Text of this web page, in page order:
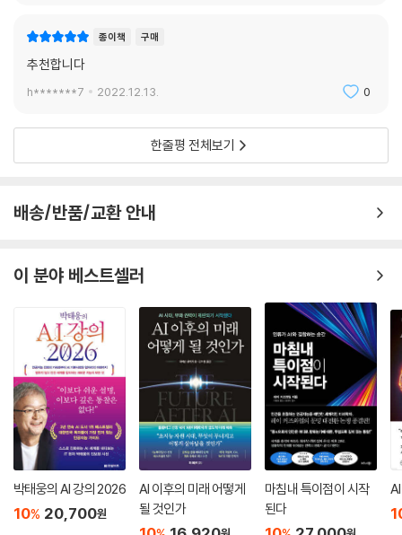
높아졌다. 이를 계기로 주 5일 근무제를 선택하는 기업이 늘어 갔다. 노동
자가 아니라 자본가의 이해관계가 반영된 것이 근무 시간 단축이다. 사람
은 기계가 아니다 보니 육체적, 정신적 피로도가 쌓이면 오히려 노동 생산
주 5일 근무제가 시작된 것이다.
---「주 5일 근무제는 자본가의 선택이었다」중에서
빈집세가 도입되었다. 영국은 2년 이상 비어 있는 집에 지방세를 최대 5
이 런던에 집을 사 뒀기 때문이다. 이들은 런던에 생활하진 않고 집만 소유
한 채 비워 둔다. 세금이 아무리 중과되어도 신경도 안 쓰는 부자들이긴 하
지만, 정부 차원에서 빈집 정책을 만들어서 대응하는데 덕분에 빈집이 줄
어드는 효과는 생겼다. 스코틀랜드와 웨일스에선 1년 이상 비어 있는 집에
200% 부과금을 내게 한다. 빈집이 방치되는 건 자원 낭비다. 주택 부족 상
태에서 빈집 문제는 반드시 풀어야 할 숙제일 수밖에 없다. 캐나다 밴쿠버
도 중국과 홍콩 부자들이 주택을 구입하며 집값이 크게 올랐고, 그들이 산
집은 투자 목적이다 보니 빈집으로 둔 채 되팔려고 한다. 이렇게 빈집이 늘
다 보니 빈집세를 공시 가격의 1% 수준으로 부과하는 것으로 시작해 2021
사서 방치해서 주택 부족이 심화되는 것에 대한 대응 차원이다.
---「빈집세와 인구 소멸, 그리고 세컨드 하우스에 대한 욕망」중에서
성과가 나온다면 주 5일이 아닌 4일만 일해도 상관없을 것이다. 실제로 벨
기에, 프랑스, 영국, 독일, 스페인, 미국, 칠레, 일본, 아랍에미리트 등 세계
많은 나라가 이미 주 4일 근무제를 도입했거나 실험 중이다.(185쪽)
다. 주 4일제를 시행하면 경제가 망가지고 나라가 망한다고 주장하는 사람
도 있다. 한국의 연간 평균 노동 시간은 OECD 국가 중 최상위다. 2020년
이다. 하지만 시간당 노동 생산성은 OECD 38개국 중 27위다. 우리나라
계가 있다.(192쪽) 그러므로 주 4일 근무제는 하루 더 쉬자는 복지 차원이
* 세컨드 하우스: 5도 2촌, 4도 3촌에서 비즈니스 기회를 찾는 사람들
디지털 노마드, 워케이션, 주 4일 근무제가 확산되면 더불어 세컨드 하우
스에 대한 수요도 증가한다. 평일에는 도시에서 생활하다가 주말이 되면
자신의 세컨드 하우스를 찾아 휴식하고 여가를 즐기는 것이다. 그러므로
세컨드 하우스는 일상 공간의 확장이자 새로운 라이프스타일 트렌드가 된
다.
또 워케이션 제도와 마찬가지로 세컨드 하우스 트렌드도 지방 자치 단체와
종이책 구매
추천합니다
h*******7 2022.12.13. 0
한줄평 전체보기
배송/반품/교환 안내
이 분야 베스트셀러
박태웅의 AI 강의 2026
10% 20,700원
AI 이후의 미래 어떻게
될 것인가
마침내 특이점이 시작
된다